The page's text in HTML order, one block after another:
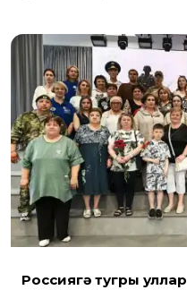
Россиягә тугры уллар